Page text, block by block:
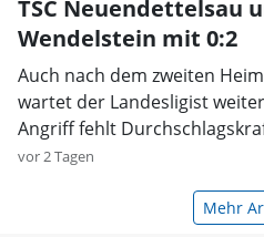
TSC Neuendettelsau
Wendelstein mit 0:2
Auch nach dem zweiten
wartet der Landesligist
Angriff fehlt
vor 2 Tagen
Mehr